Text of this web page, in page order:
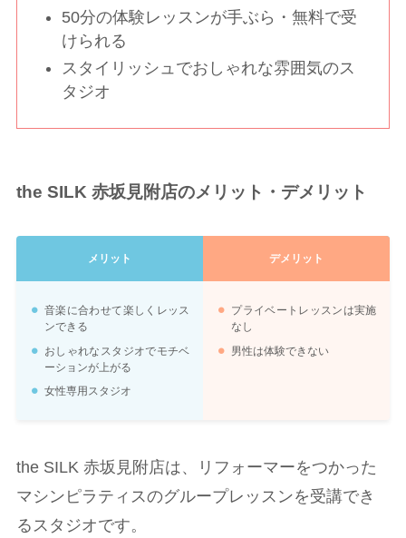
50分の体験レッスンが手ぶら・無料で受
けられる
スタイリッシュでおしゃれな雰囲気のス
タジオ
the SILK 赤坂見附店のメリット・デメリット
メリット デメリット
音楽に合わせて楽しくレッス
ンできる
おしゃれなスタジオでモチベ
ーションが上がる
女性専用スタジオ
プライベートレッスンは実施
なし
男性は体験できない
the SILK 赤坂見附店は、リフォーマーをつかった
マシンピラティスのグループレッスンを受講でき
るスタジオです。